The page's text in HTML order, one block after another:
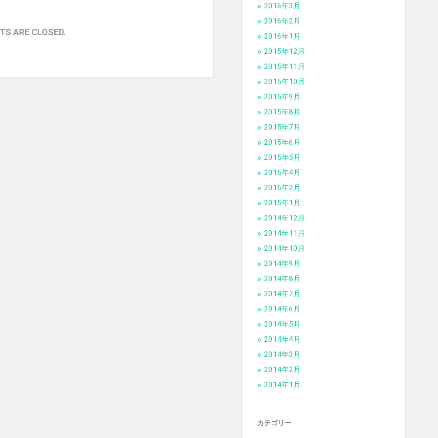
ARE CLOSED.
2016年3月
2016年2月
2016年1月
2015年12月
2015年11月
2015年10月
2015年9月
2015年8月
2015年7月
2015年6月
2015年5月
2015年4月
2015年2月
2015年1月
2014年12月
2014年11月
2014年10月
2014年9月
2014年8月
2014年7月
2014年6月
2014年5月
2014年4月
2014年3月
2014年2月
2014年1月
カテゴリー